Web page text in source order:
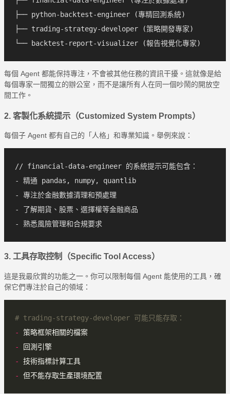
├── python-backtest-engineer (專精回測系統)
├── trading-strategy-developer (策略開發專家)
每個 Agent 都能保持專注，不會被其他任務的資訊干擾。這就像是給
每個專家一間獨立的辦公室，而不是讓所有人在同一個吵鬧的開放空
間工作。
2. 客製化系統提示（Customized System Prompts）
每個子 Agent 都有自己的「人格」和專業知識。舉例來說：
// financial-data-engineer 的系統提示可能包含：
- 精通 pandas, numpy, quantlib
- 專注於金融數據清理和預處理
- 了解期貨、股票、選擇權等金融商品
3. 工具存取控制（Specific Tool Access）
這是我最欣賞的功能之一。你可以限制每個 Agent 能使用的工具，確
保它們專注於自己的領域：
# trading-strategy-developer 可能只能存取：
-
-
-
-